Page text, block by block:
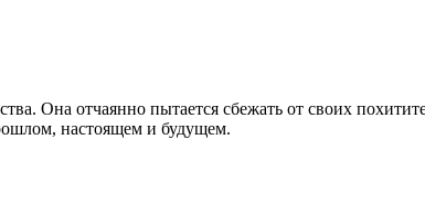
Она отчаянно пытается сбежать от своих
настоящем и будущем.